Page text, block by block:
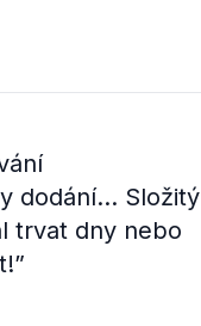
dodání... Složitý
trvat dny nebo
”